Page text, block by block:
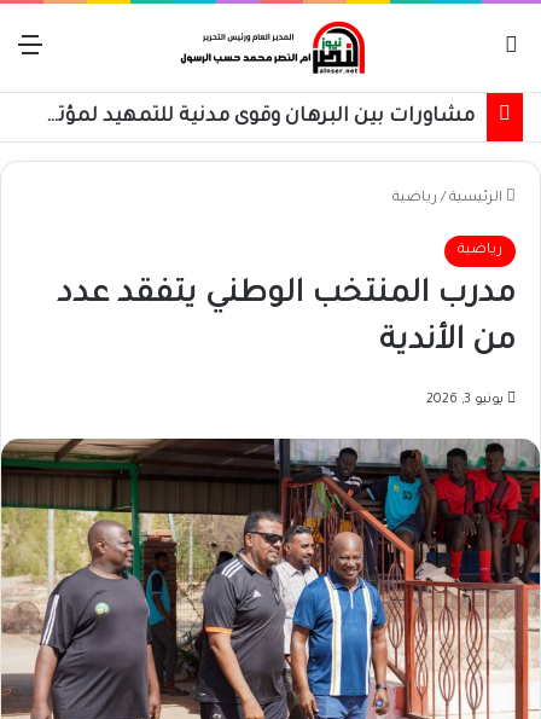
مشاورات بين البرهان وقوى مدنية للتمهيد لمؤتمر الحوار السوداني
الرئيسية / رياضية
رياضية
مدرب المنتخب الوطني يتفقد عدد
من الأندية
يونيو 3, 2026